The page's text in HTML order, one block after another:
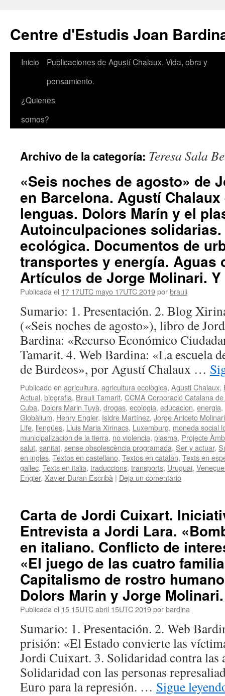
contenido
Centre d'Estudis Joan
Inicio
Publicaciones de Agustí Chalaux. Vida, obra y
pensamiento.
¿Quienes
somos?
Archivo de la categoría: Teresa Sala
«Seis noches de agosto» de
en Barcelona. Agustí
lenguas. Dolors Marín y el
Autoinculpaciones
ecológica. Documentos de
transportes y energía. Aguas
Artículos de Jorge Molinari. Y
Publicada el 17 17UTC mayo 17UTC 2019porbrauli
Sumario: 1. Presentación. 2. Blog
(«Seis noches de agosto»), libro de
Bardina: «Recurso Económico
Tamarit. 4. Web Bardina: «La escuela
de Burdeos», por Agustí Chalaux …
Publicado en agricultura, agricultura ecològica, Agusti Chalaux,
Actual, biografia, Brauli Tamarit, CCMA Corporació Catalana
Cuba, Dolors Marin Tuyà, drogas, ecologia, educacion, energia,
Globàlium, Henry Engler, Isidre Martínez, Jorge Aniceto Molinari
Life, llengües, Lluis Maria Xirinacs, Luxemburg, moneda social
municipalizacion de la tierra, no violencia, plasma, Projecte
salut, sanitat, sense obsolescència programada, Ser y actuar,
en ingles, Textos en castellano, Textos en catalan, Texts en
gallec, Texts en italia, traduccions, transports, Uruguai,
Engler, Xavier Duran Escribà | Deja un comentario
Carta de Jordi Cuixart.
Entrevista a Jordi Lara.
en italiano. Conflicto de
«El juego de las cuatro
Capitalismo de rostro
Dolors Marin y Jorge Molinari.
Publicada el 15 15UTC abril 15UTC 2019porbardina
Sumario: 1. Presentación. 2. Web
prisión: «El Estado convierte las
Jordi Cuixart. 3. Solidaridad contra las
Solidaridad con las personas
Euro para la represión. … Sigue